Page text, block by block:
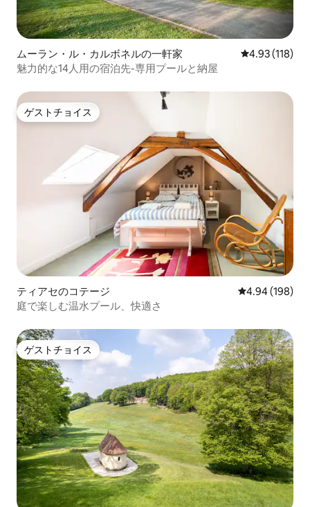
ムーラン・ル・カルボネルの一軒家 レビュー118
4.93 (118)
魅力的な14人用の宿泊先-専用プールと納屋
ゲストチョイス
ゲストチョイス
ティアセのコテージ レビュー198
4.94 (198)
庭で楽しむ温水プール、快適さ
ゲストチョイス
ゲストチョイス